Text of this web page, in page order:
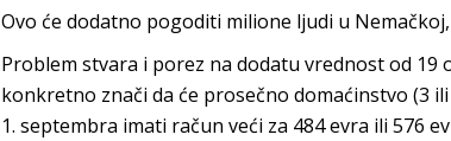
Ovo će dodatno pogoditi milione ljudi u
Problem stvara i porez na dodatu vrednost od
konkretno znači da će prosečno domaćinstvo (3
1. septembra imati račun veći za 484 evra ili 576